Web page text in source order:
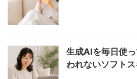
生成AIを毎日使
われないソフト